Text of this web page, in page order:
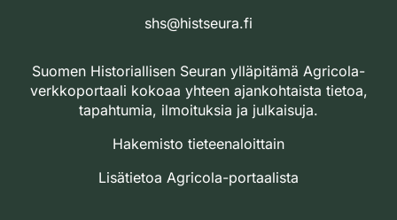
shs@histseura.fi
Suomen Historiallisen Seuran ylläpitämä Agricola-
verkkoportaali kokoaa yhteen ajankohtaista tietoa,
tapahtumia, ilmoituksia ja julkaisuja.
Hakemisto tieteenaloittain
Lisätietoa Agricola-portaalista